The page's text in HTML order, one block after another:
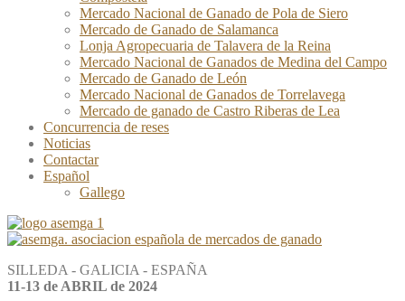
Mercado Nacional de Ganado de Pola de Siero
Mercado de Ganado de Salamanca
Lonja Agropecuaria de Talavera de la Reina
Mercado Nacional de Ganados de Medina del Campo
Mercado de Ganado de León
Mercado Nacional de Ganados de Torrelavega
Mercado de ganado de Castro Riberas de Lea
Concurrencia de reses
Noticias
Contactar
Español
Gallego
SILLEDA - GALICIA - ESPAÑA
11-13 de ABRIL de 2024